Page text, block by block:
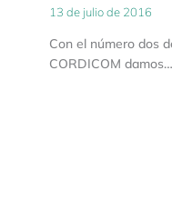
13 de julio de 2016
Con el número dos
CORDICOM damos…